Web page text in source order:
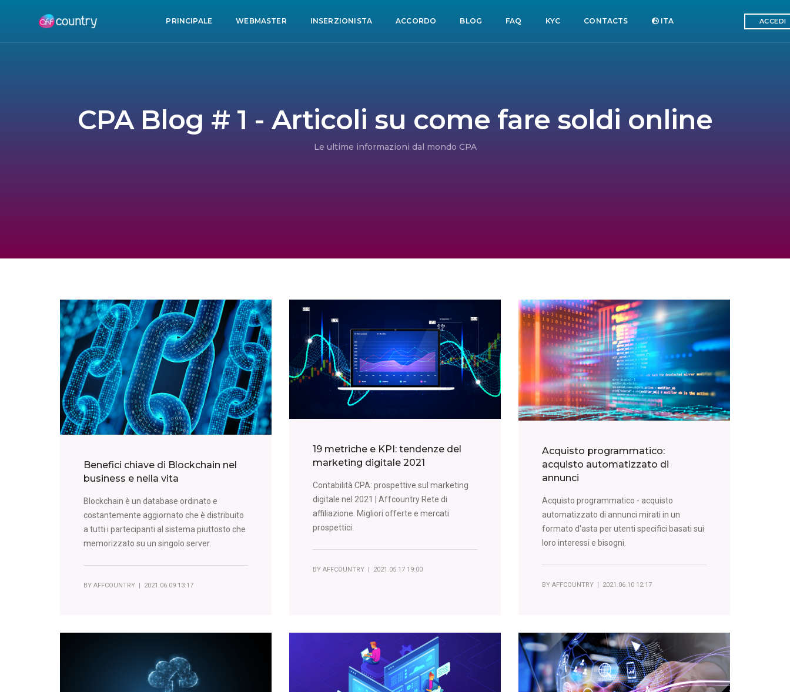
PRINCIPALE WEBMASTER INSERZIONISTA ACCORDO BLOG FAQ KYC CONTACTS ITA ACCEDI
CPA Blog # 1 - Articoli su come fare soldi online
Le ultime informazioni dal mondo CPA
Benefici chiave di Blockchain nel
business e nella vita
Blockchain è un database ordinato e
costantemente aggiornato che è distribuito
a tutti i partecipanti al sistema piuttosto che
memorizzato su un singolo server.
BY AFFCOUNTRY | 2021.06.09 13:17
19 metriche e KPI: tendenze del
marketing digitale 2021
Contabilità CPA: prospettive sul marketing
digitale nel 2021 | Affcountry Rete di
affiliazione. Migliori offerte e mercati
prospettici.
BY AFFCOUNTRY | 2021.05.17 19:00
Acquisto programmatico:
acquisto automatizzato di
annunci
Acquisto programmatico - acquisto
automatizzato di annunci mirati in un
formato d'asta per utenti specifici basati sui
loro interessi e bisogni.
BY AFFCOUNTRY | 2021.06.10 12:17